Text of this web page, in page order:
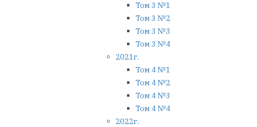
Том 3 №1
Том 3 №2
Том 3 №3
Том 3 №4
2021г.
Том 4 №1
Том 4 №2
Том 4 №3
Том 4 №4
2022г.